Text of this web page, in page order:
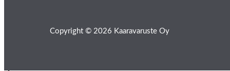
Copyright © 2026 Kaaravaruste Oy